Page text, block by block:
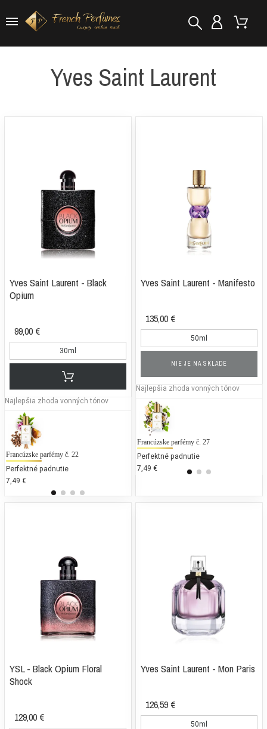
Yves Saint Laurent
Yves Saint Laurent - Black
Opium
99,00 €
30ml
Najlepšia zhoda vonných tónov
Francúzske parfémy č. 22
Perfektné padnutie
7,49 €
Mrs Aleksandria ECO
Perfektné padnutie
Yves Saint Laurent - Manifesto
135,00 €
50ml
NIE JE NA SKLADE
Najlepšia zhoda vonných tónov
Francúzske parfémy č. 27
Perfektné padnutie
7,49 €
YSL - Black Opium Floral
Shock
129,00 €
Yves Saint Laurent - Mon Paris
126,59 €
50ml